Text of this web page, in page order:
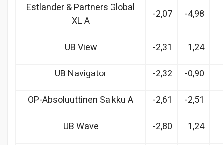
Estlander & Partners Global
XL A
-2,07 -4,98
UB View -2,31
1,24
UB Navigator
-2,32
-0,90
OP-Absoluuttinen Salkku A
-2,61
-2,51
UB Wave
-2,80
1,24